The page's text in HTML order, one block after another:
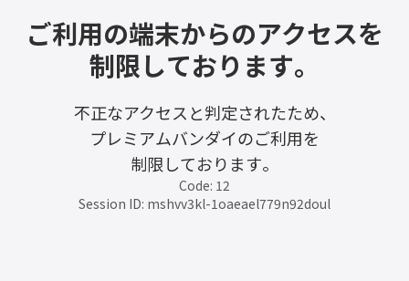
ご利用の端末からのアクセスを
制限しております。
不正なアクセスと判定されたため、
プレミアムバンダイのご利用を
制限しております。
Code: 12
Session ID: mshvv3kl-1oaeael779n92doul